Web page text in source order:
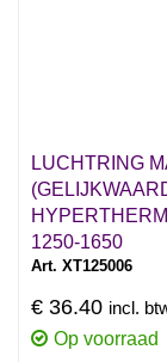
LUCHTRING
1250-1650
Art. XT125006
€ 36.40 incl.
Op voorraad